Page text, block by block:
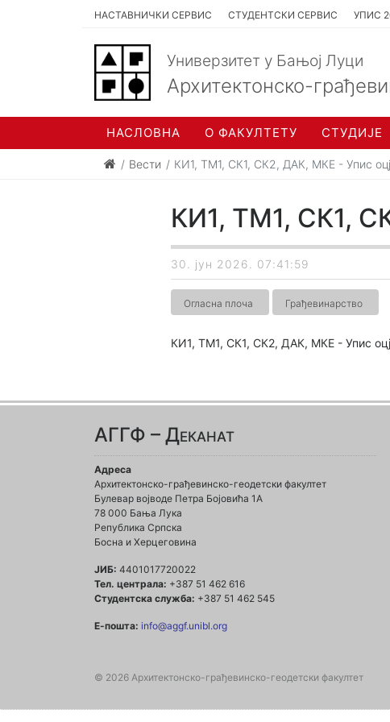
НАСТАВНИЧКИ СЕРВИС СТУДЕНТСКИ СЕРВИС УПИС
Универзитет у Бањој Луци
Архитектонско-
НАСЛОВНА О ФАКУЛТЕТУ СТУДИЈЕ
Вести КИ1, ТМ1, СК1, СК2, ДАК, МКЕ - Упис
КИ1, ТМ1, СК1,
30. јун 2026. 07:41:59
Огласна плоча Грађевинарство
КИ1, ТМ1, СК1, СК2, ДАК, МКЕ - Упис
АГГФ – Деканат
Адреса
Архитектонско-грађевинско-геодетски факултет
Булевар војводе Петра Бојовића 1A
78 000 Бања Лука
Република Српска
Босна и Херцеговина
ЈИБ: 4401017720022
Тел. централа: +387 51 462 616
Студентска служба: +387 51 462 545
Е-пошта: info@aggf.unibl.org
© 2026 Архитектонско-грађевинско-геодетски факултет